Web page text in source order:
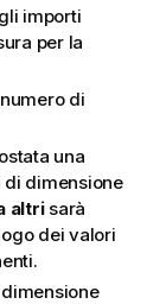
importi
per la
di
una
dimensione
altrisarà
dei valori